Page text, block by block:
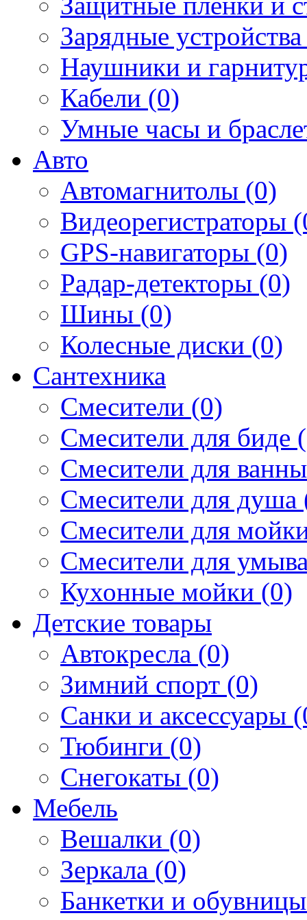
Зарядные
Наушники и
Кабели (0)
Умные часы и
Авто
Автомагнитолы (0)
Видеорегистраторы
GPS-навигаторы (0)
Радар-детекторы (0)
Шины (0)
Колесные диски (0)
Сантехника
Смесители (0)
Смесители для биде
Смесители для
Смесители для душа
Смесители для
Смесители для
Кухонные мойки (0)
Детские товары
Автокресла (0)
Зимний спорт (0)
Санки и аксессуары
Тюбинги (0)
Снегокаты (0)
Мебель
Вешалки (0)
Зеркала (0)
Банкетки и